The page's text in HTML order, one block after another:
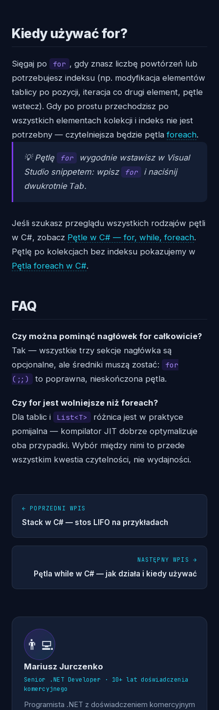
Kiedy używać for?
Sięgaj po for , gdy znasz liczbę powtórzeń lub
potrzebujesz indeksu (np. modyfikacja elementów
tablicy po pozycji, iteracja co drugi element, pętle
wstecz). Gdy po prostu przechodzisz po
wszystkich elementach kolekcji i indeks nie jest
potrzebny — czytelniejsza będzie pętlaforeach.
💡 Pętlę for
wygodnie wstawisz w Visual
Studio snippetem: wpisz
for
i naciśnij
dwukrotnie Tab.
Jeśli szukasz przeglądu wszystkich rodzajów pętli
w C#, zobacz Pętle w C# — for, while, foreach.
Pętlę po kolekcjach bez indeksu pokazujemy w
Pętla foreach w C#.
FAQ
Czy można pominąć nagłówek for całkowicie?
Tak — wszystkie trzy sekcje nagłówka są
opcjonalne, ale średniki muszą zostać:
for
(;;)
to poprawna, nieskończona pętla.
Czy for jest wolniejsze niż foreach?
Dla tablic i
List<T>
różnica jest w praktyce
pomijalna — kompilator JIT dobrze optymalizuje
oba przypadki. Wybór między nimi to przede
wszystkim kwestia czytelności, nie wydajności.
← POPRZEDNI WPIS
Stack w C# — stos LIFO na przykładach
NASTĘPNY WPIS →
Pętla while w C# — jak działa i kiedy używać
👨‍💻
Mariusz Jurczenko
Senior .NET Developer · 10+ lat doświadczenia
komercyjnego
Programista .NET z doświadczeniem komercyjnym